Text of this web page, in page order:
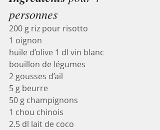
personnes
200 g riz pour risotto
1 oignon
huile d’olive 1 dl vin blanc
bouillon de légumes
2 gousses d’ail
5 g beurre
50 g champignons
1 chou chinois
2.5 dl lait de coco